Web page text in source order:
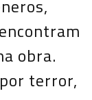
obra.
terror,